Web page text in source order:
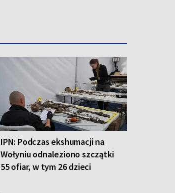
IPN: Podczas ekshumacji na
Wołyniu odnaleziono szczątki
55 ofiar, w tym 26 dzieci